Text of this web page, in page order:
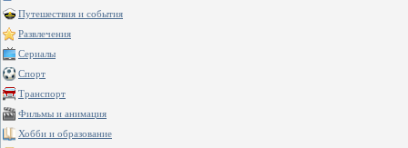
Путешествия и события
Развлечения
Сериалы
Спорт
Транспорт
Фильмы и анимация
Хобби и образование